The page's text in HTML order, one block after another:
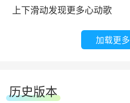
■精选内容 为你推荐
上下滑动发现更多心动歌
加载更多
历史版本